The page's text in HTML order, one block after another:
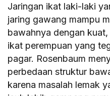
Jaringan ikat laki-laki
jaring gawang mampu
bawahnya dengan
ikat perempuan yang
pagar. Rosenbaum
perbedaan struktur
karena masalah lemak